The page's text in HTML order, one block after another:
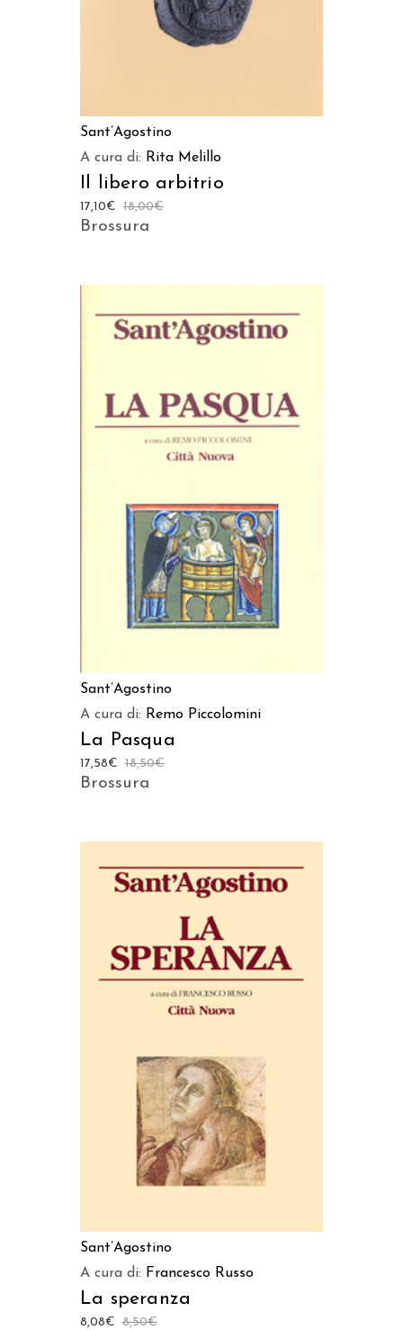
Sant’Agostino
A cura di: Rita Melillo
Il libero arbitrio
18,00€
17,10€
Brossura
Sant’Agostino
A cura di: Remo Piccolomini
La Pasqua
18,50€
17,58€
Brossura
Sant’Agostino
A cura di: Francesco Russo
La speranza
8,50€
8,08€